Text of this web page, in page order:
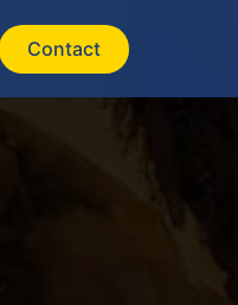
Contact